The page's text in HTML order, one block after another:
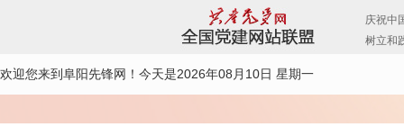
欢迎您来到阜阳先锋网！ 今天是2026年08月10日 星期一